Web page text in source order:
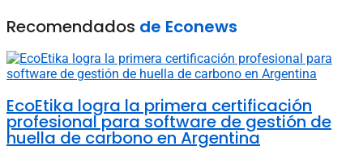
Recomendados de Econews
EcoEtika logra la primera certificación
profesional para software de gestión de
huella de carbono en Argentina